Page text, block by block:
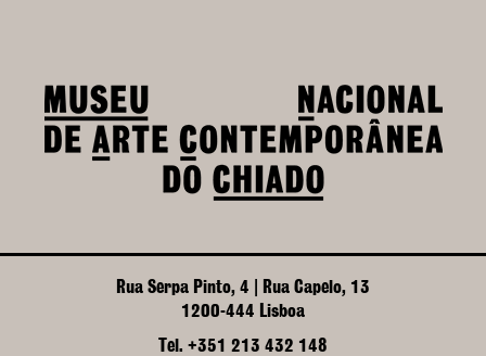
Rua Serpa Pinto, 4 | Rua Capelo, 13
1200-444 Lisboa
Tel. +351 213 432 148